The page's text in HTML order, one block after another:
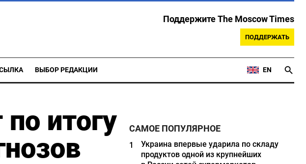
Поддержите The Moscow Times
ПОДДЕРЖАТЬ
ВЫБОР РЕДАКЦИИ EN
итогу
САМОЕ ПОПУЛЯРНОЕ
1
Украина впервые ударила по складу
продуктов одной из крупнейших